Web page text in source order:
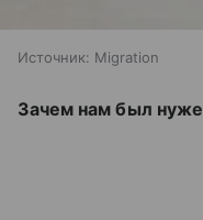
Источник: Migration
Зачем нам был